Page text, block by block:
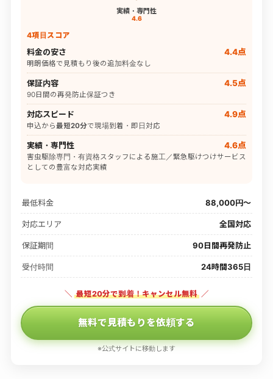
実績・専門性
4.6
4項目スコア
料金の安さ 4.4点
明朗価格で見積もり後の追加料金なし
保証内容 4.5点
90日間の再発防止保証つき
対応スピード 4.9点
申込から最短20分で現場到着・即日対応
実績・専門性 4.6点
害虫駆除専門・有資格スタッフによる施工／緊急駆けつけサービス
としての豊富な対応実績
最低料金 88,000円〜
対応エリア 全国対応
保証期間 90日間再発防止
受付時間 24時間365日
＼ 最短20分で到着！キャンセル無料 ／
無料で見積もりを依頼する
※公式サイトに移動します